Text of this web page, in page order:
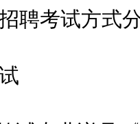
考试方式分